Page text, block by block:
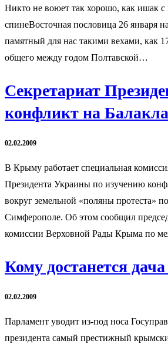
Никто не воюет так хорошо, как ишак с
спинеВосточная пословица 26 января
памятный для нас такими вехами, как
общего между годом Полтавской…
Секретариат
конфликт на
02.02.2009
В Крыму работает специальная
Президента Украины по изучению
вокруг земельной «поляны протеста»
Симферополе. Об этом сообщил
комиссии Верховной Рады Крыма по
Кому достанется
02.02.2009
Парламент уводит из-под носа
президента самый престижный